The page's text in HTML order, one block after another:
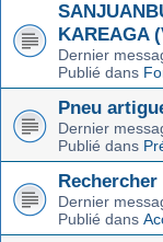
KAREAGA
Dernier
Publié dans
Pneu
Dernier
Publié dans
Dernier
Publié dans